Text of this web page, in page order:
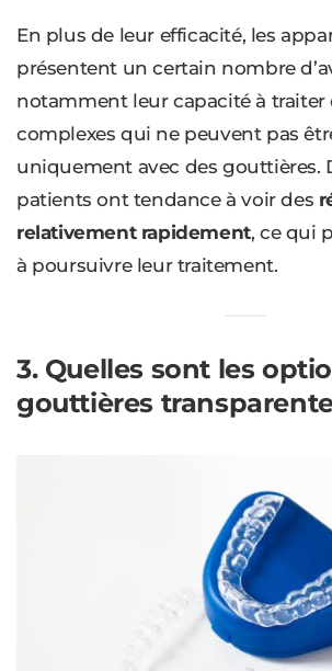
En plus de leur efficacité, les
présentent un certain nombre
notamment leur capacité à traiter
complexes qui ne peuvent pas
uniquement avec des gouttières.
patients ont tendance à voir des
relativement rapidement, ce qui
à poursuivre leur traitement.
3. Quelles sont les
gouttières